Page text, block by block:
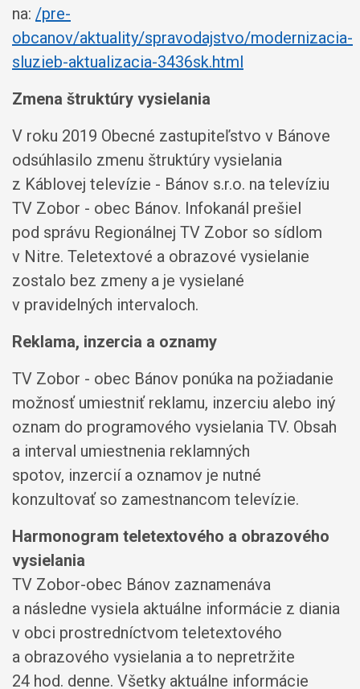
na: /pre-
obcanov/aktuality/spravodajstvo/modernizacia-
sluzieb-aktualizacia-3436sk.html
Zmena štruktúry vysielania
V roku 2019 Obecné zastupiteľstvo v Bánove
odsúhlasilo zmenu štruktúry vysielania
z Káblovej televízie - Bánov s.r.o. na televíziu
TV Zobor - obec Bánov. Infokanál prešiel
pod správu Regionálnej TV Zobor so sídlom
v Nitre. Teletextové a obrazové vysielanie
zostalo bez zmeny a je vysielané
v pravidelných intervaloch.
Reklama, inzercia a oznamy
TV Zobor - obec Bánov ponúka na požiadanie
možnosť umiestniť reklamu, inzerciu alebo iný
oznam do programového vysielania TV. Obsah
a interval umiestnenia reklamných
spotov, inzercií a oznamov je nutné
konzultovať so zamestnancom televízie.
Harmonogram teletextového a obrazového
vysielania
TV Zobor-obec Bánov zaznamenáva
a následne vysiela aktuálne informácie z diania
v obci prostredníctvom teletextového
a obrazového vysielania a to nepretržite
24 hod. denne. Všetky aktuálne informácie